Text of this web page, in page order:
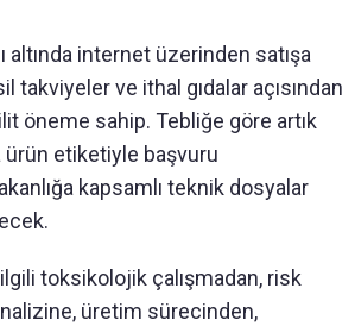
altında internet üzerinden satışa
takviyeler ve ithal gıdalar açısından
öneme sahip. Tebliğe göre artık
ürün etiketiyle başvuru
kapsamlı teknik dosyalar
toksikolojik çalışmadan, risk
üretim sürecinden,